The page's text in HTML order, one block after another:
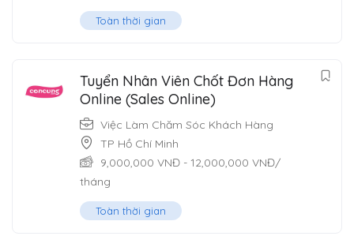
Toàn thời gian
Tuyển Nhân Viên Chốt Đơn Hàng
Online (Sales Online)
Việc Làm Chăm Sóc Khách Hàng
TP Hồ Chí Minh
9,000,000 VNĐ - 12,000,000 VNĐ/
tháng
Toàn thời gian